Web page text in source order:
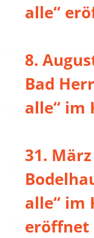
alle“
8.
Bad
alle“ im
31.
alle“ im
eröffnet